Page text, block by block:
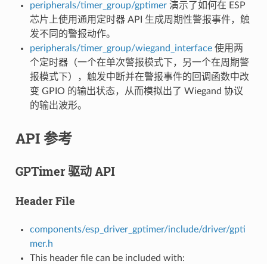
peripherals/timer_group/gptimer演示了如何在 ESP
芯片上使用通用定时器 API 生成周期性警报事件，触
发不同的警报动作。
peripherals/timer_group/wiegand_interface使用两
个定时器（一个在单次警报模式下，另一个在周期警
报模式下），触发中断并在警报事件的回调函数中改
变 GPIO 的输出状态，从而模拟出了 Wiegand 协议
的输出波形。
API 参考
GPTimer 驱动 API
Header File
components/esp_driver_gptimer/include/driver/gpti
mer.h
This header file can be included with: